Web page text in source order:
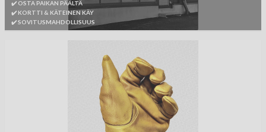
✔️ OSTA PAIKAN PÄÄLTÄ
✔️ KORTTI & KÄTEINEN KÄY
✔️ SOVITUSMAHDOLLISUUS